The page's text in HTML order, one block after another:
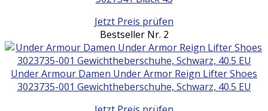
Jetzt Preis prüfen
Bestseller Nr. 2
Under Armour Damen Under Armor Reign Lifter Shoes
3023735-001 Gewichtheberschuhe, Schwarz, 40.5 EU